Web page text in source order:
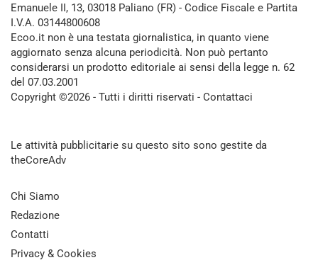
Emanuele II, 13, 03018 Paliano (FR) - Codice Fiscale e Partita
I.V.A. 03144800608
Ecoo.it non è una testata giornalistica, in quanto viene
aggiornato senza alcuna periodicità. Non può pertanto
considerarsi un prodotto editoriale ai sensi della legge n. 62
del 07.03.2001
Copyright ©2026 - Tutti i diritti riservati - Contattaci
Le attività pubblicitarie su questo sito sono gestite da
theCoreAdv
Chi Siamo
Redazione
Contatti
Privacy & Cookies